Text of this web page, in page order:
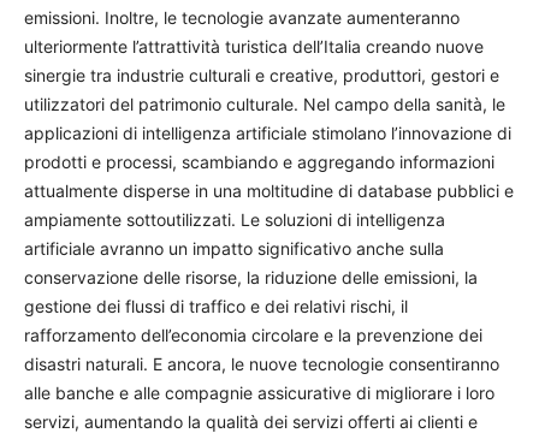
emissioni. Inoltre, le tecnologie avanzate aumenteranno
ulteriormente l’attrattività turistica dell’Italia creando nuove
sinergie tra industrie culturali e creative, produttori, gestori e
utilizzatori del patrimonio culturale. Nel campo della sanità, le
applicazioni di intelligenza artificiale stimolano l’innovazione di
prodotti e processi, scambiando e aggregando informazioni
attualmente disperse in una moltitudine di database pubblici e
ampiamente sottoutilizzati. Le soluzioni di intelligenza
artificiale avranno un impatto significativo anche sulla
conservazione delle risorse, la riduzione delle emissioni, la
gestione dei flussi di traffico e dei relativi rischi, il
rafforzamento dell’economia circolare e la prevenzione dei
disastri naturali. E ancora, le nuove tecnologie consentiranno
alle banche e alle compagnie assicurative di migliorare i loro
servizi, aumentando la qualità dei servizi offerti ai clienti e